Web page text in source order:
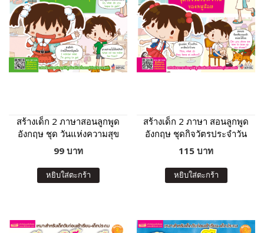
สร้างเด็ก 2 ภาษาสอนลูกพูด
อังกฤษ ชุด วันแห่งความสุข
(ฉบับปรับปรุง)
99 บาท
หยิบใส่ตะกร้า
สร้างเด็ก 2 ภาษา สอนลูกพูด
อังกฤษ ชุดกิจวัตรประจำวัน
ของหนูน้อย (ฉบับปรับปรุง)
115 บาท
หยิบใส่ตะกร้า